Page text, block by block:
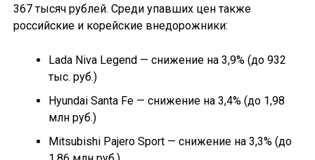
367 тысяч рублей. Среди упавших цен также
российские и корейские внедорожники:
Lada Niva Legend — снижение на 3,9% (до 932
тыс. руб.)
Hyundai Santa Fe — снижение на 3,4% (до 1,98
млн руб.)
Mitsubishi Pajero Sport — снижение на 3,3% (до